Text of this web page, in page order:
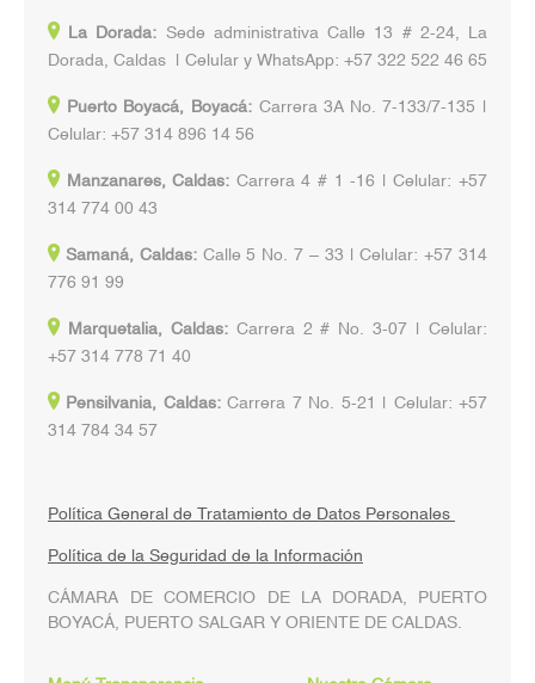
La Dorada: Sede administrativa Calle 13 # 2-24, La
Dorada, Caldas | Celular y WhatsApp: +57 322 522 46 65
Puerto Boyacá, Boyacá:Carrera 3A No. 7-133/7-135 |
Celular: +57 314 896 14 56
Manzanares, Caldas: Carrera 4 # 1 -16 | Celular: +57
314 774 00 43
Samaná, Caldas: Calle 5 No. 7 – 33 | Celular: +57 314
776 91 99
Marquetalia, Caldas:Carrera 2 # No. 3-07 | Celular:
+57 314 778 71 40
Pensilvania, Caldas:Carrera 7 No. 5-21 | Celular: +57
314 784 34 57
Política General de Tratamiento de Datos Personales
Política de la Seguridad de la Información
CÁMARA DE COMERCIO DE LA DORADA, PUERTO
BOYACÁ, PUERTO SALGAR Y ORIENTE DE CALDAS.